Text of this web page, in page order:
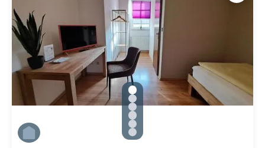
gallery.slide_selector
Zu Slide 1 wechseln
Zu Slide 2 wechseln
Zu Slide 3 wechseln
Zu Slide 4 wechseln
Zu Slide 5 wechseln
Zu Slide 6 wechseln